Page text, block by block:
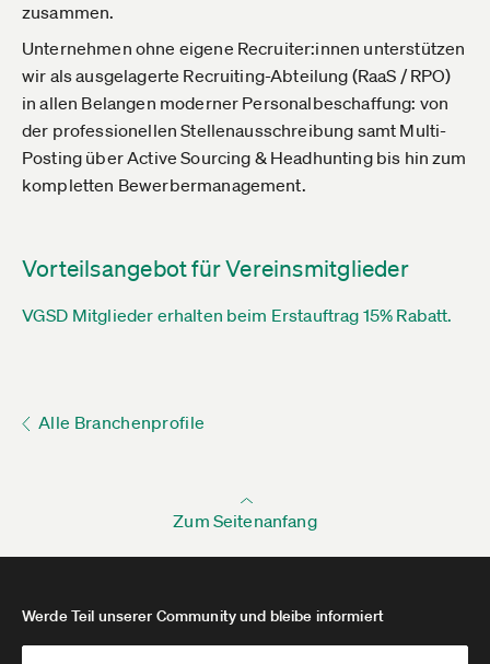
zusammen.
Unternehmen ohne eigene Recruiter:innen unterstützen
wir als ausgelagerte Recruiting-Abteilung (RaaS / RPO)
in allen Belangen moderner Personalbeschaffung: von
der professionellen Stellenausschreibung samt Multi-
Posting über Active Sourcing & Headhunting bis hin zum
kompletten Bewerbermanagement.
Vorteilsangebot für Vereinsmitglieder
VGSD Mitglieder erhalten beim Erstauftrag 15% Rabatt.
Alle Branchenprofile
Zum Seitenanfang
Werde Teil unserer Community und bleibe informiert